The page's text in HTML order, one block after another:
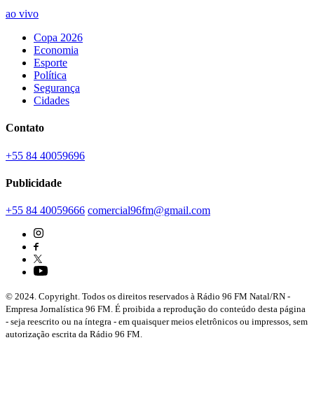
ao vivo
Copa 2026
Economia
Esporte
Política
Segurança
Cidades
Contato
+55 84 40059696
Publicidade
+55 84 40059666 comercial96fm@gmail.com
© 2024. Copyright. Todos os direitos reservados à Rádio 96 FM Natal/RN -
Empresa Jornalística 96 FM. É proibida a reprodução do conteúdo desta página
- seja reescrito ou na íntegra - em quaisquer meios eletrônicos ou impressos, sem
autorização escrita da Rádio 96 FM.